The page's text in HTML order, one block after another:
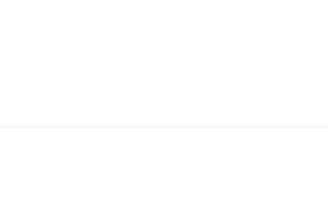
重交易靈活性並在各種設備上提供平台。
行交易的個人。
險至關重要。